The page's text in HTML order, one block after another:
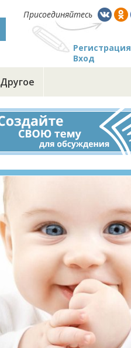
Присоединяйтесь
Регистрация
Вход
Другое